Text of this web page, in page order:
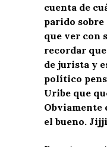
cuenta de
parido
que ver con
recordar
de jurista y
político
Uribe que
Obviamente
el bueno.